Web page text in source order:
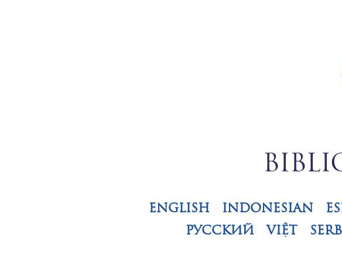
ENGLISH INDONESIAN
РУССКИЙ
VIỆT